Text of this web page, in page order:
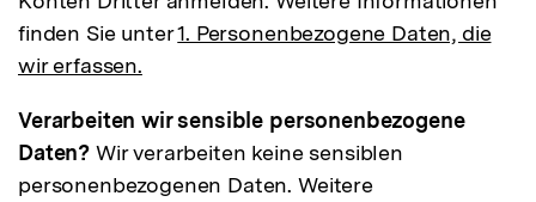
finden Sie unter1. Personenbezogene Daten, die
wir erfassen.
Verarbeiten wir sensible personenbezogene
Daten? Wir verarbeiten keine sensiblen
personenbezogenen Daten. Weitere